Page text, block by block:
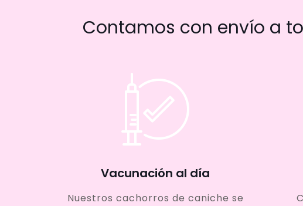
Contamos con envío a
Vacunación al día
Nuestros cachorros de caniche se